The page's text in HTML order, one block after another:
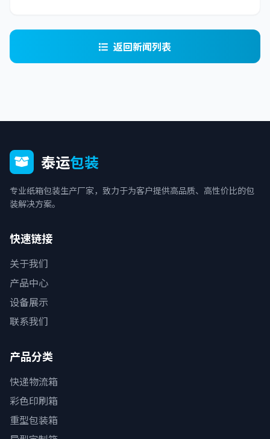
返回新闻列表
泰运包装
专业纸箱包装生产厂家，致力于为客户提供高品质、高性价比的包
装解决方案。
快速链接
关于我们
产品中心
设备展示
联系我们
产品分类
快递物流箱
彩色印刷箱
重型包装箱